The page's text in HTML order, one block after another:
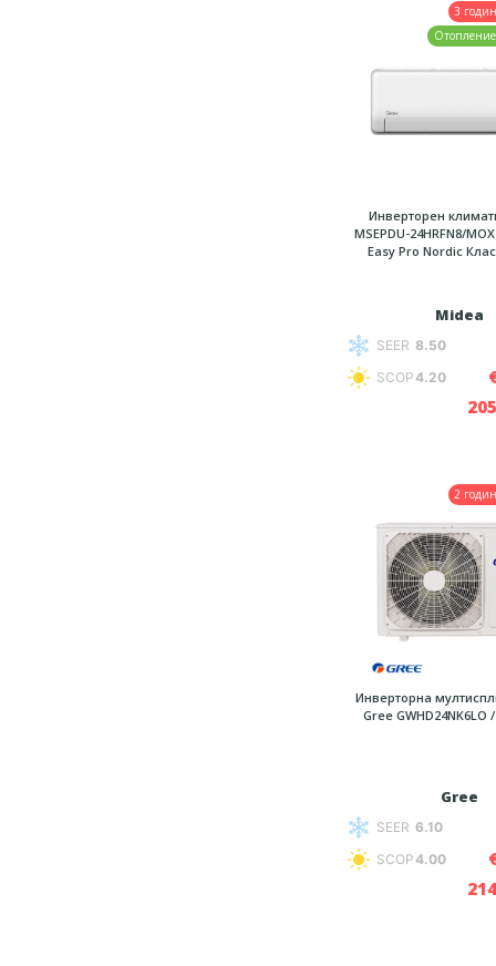
3
Инверторен
MSEPDU-24HRFN8/
Easy Pro Nordic
Midea
SEER 8.50
SCOP4.20
2
Инверторна
Gree GWHD24NK6LO
Gree
SEER 6.10
SCOP4.00